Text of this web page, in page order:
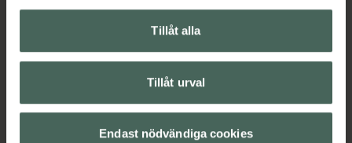
Tillåt alla
Tillåt urval
Endast nödvändiga cookies